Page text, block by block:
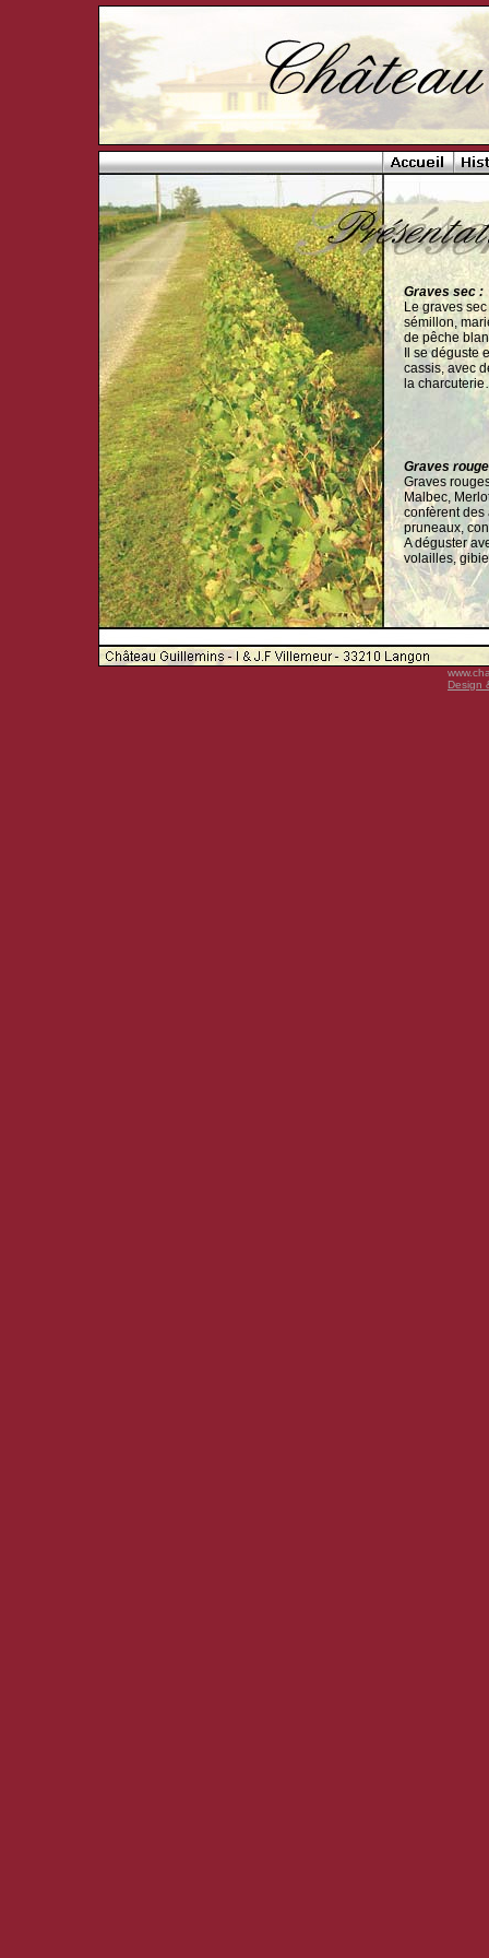
Graves sec :
Le graves
sémillon,
de pêche
Il se déguste
cassis, avec
la
Graves
Graves
Malbec,
confèrent des
pruneaux,
A déguster
volailles,
Graves
Les Graves
figues et de
l’acidité et
Design